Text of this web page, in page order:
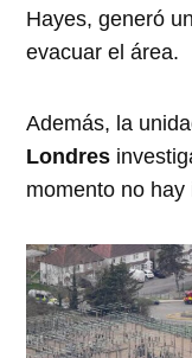
Hayes, generó
evacuar el área.
Además, la
Londres
momento no